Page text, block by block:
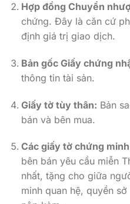
Hợp đồng Chuyển
chứng. Đây là căn cứ
định giá trị giao dịch.
Bản gốc Giấy chứng
thông tin tài sản.
Giấy tờ tùy thân: Bản
bán và bên mua.
Các giấy tờ chứng
bên bán yêu cầu miễn
nhất, tặng cho giữa
minh quan hệ, quyền